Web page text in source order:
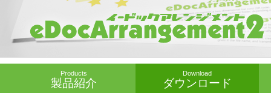
Products
製品紹介
Download
ダウンロード